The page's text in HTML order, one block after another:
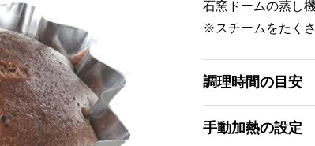
石窯ドームの蒸し
※スチームをたく
調理時間の目安
手動加熱の設定